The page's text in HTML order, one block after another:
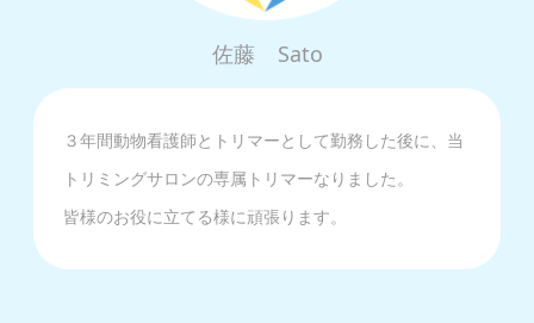
佐藤 Sato
３年間動物看護師とトリマーとして勤務した後に、当
トリミングサロンの専属トリマーなりました。
皆様のお役に立てる様に頑張ります。